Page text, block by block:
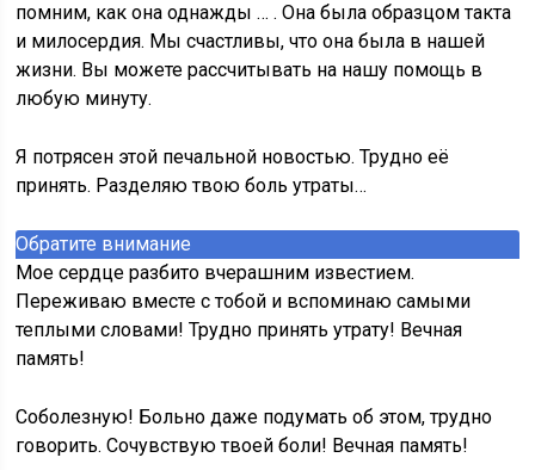
помним, как она однажды … . Она была образцом такта
и милосердия. Мы счастливы, что она была в нашей
жизни. Вы можете рассчитывать на нашу помощь в
любую минуту.
Я потрясен этой печальной новостью. Трудно её
принять. Разделяю твою боль утраты…
Обратите внимание
Мое сердце разбито вчерашним известием.
Переживаю вместе с тобой и вспоминаю самыми
теплыми словами! Трудно принять утрату! Вечная
память!
Соболезную! Больно даже подумать об этом, трудно
говорить. Сочувствую твоей боли! Вечная память!